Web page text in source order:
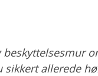
sikkert allerede